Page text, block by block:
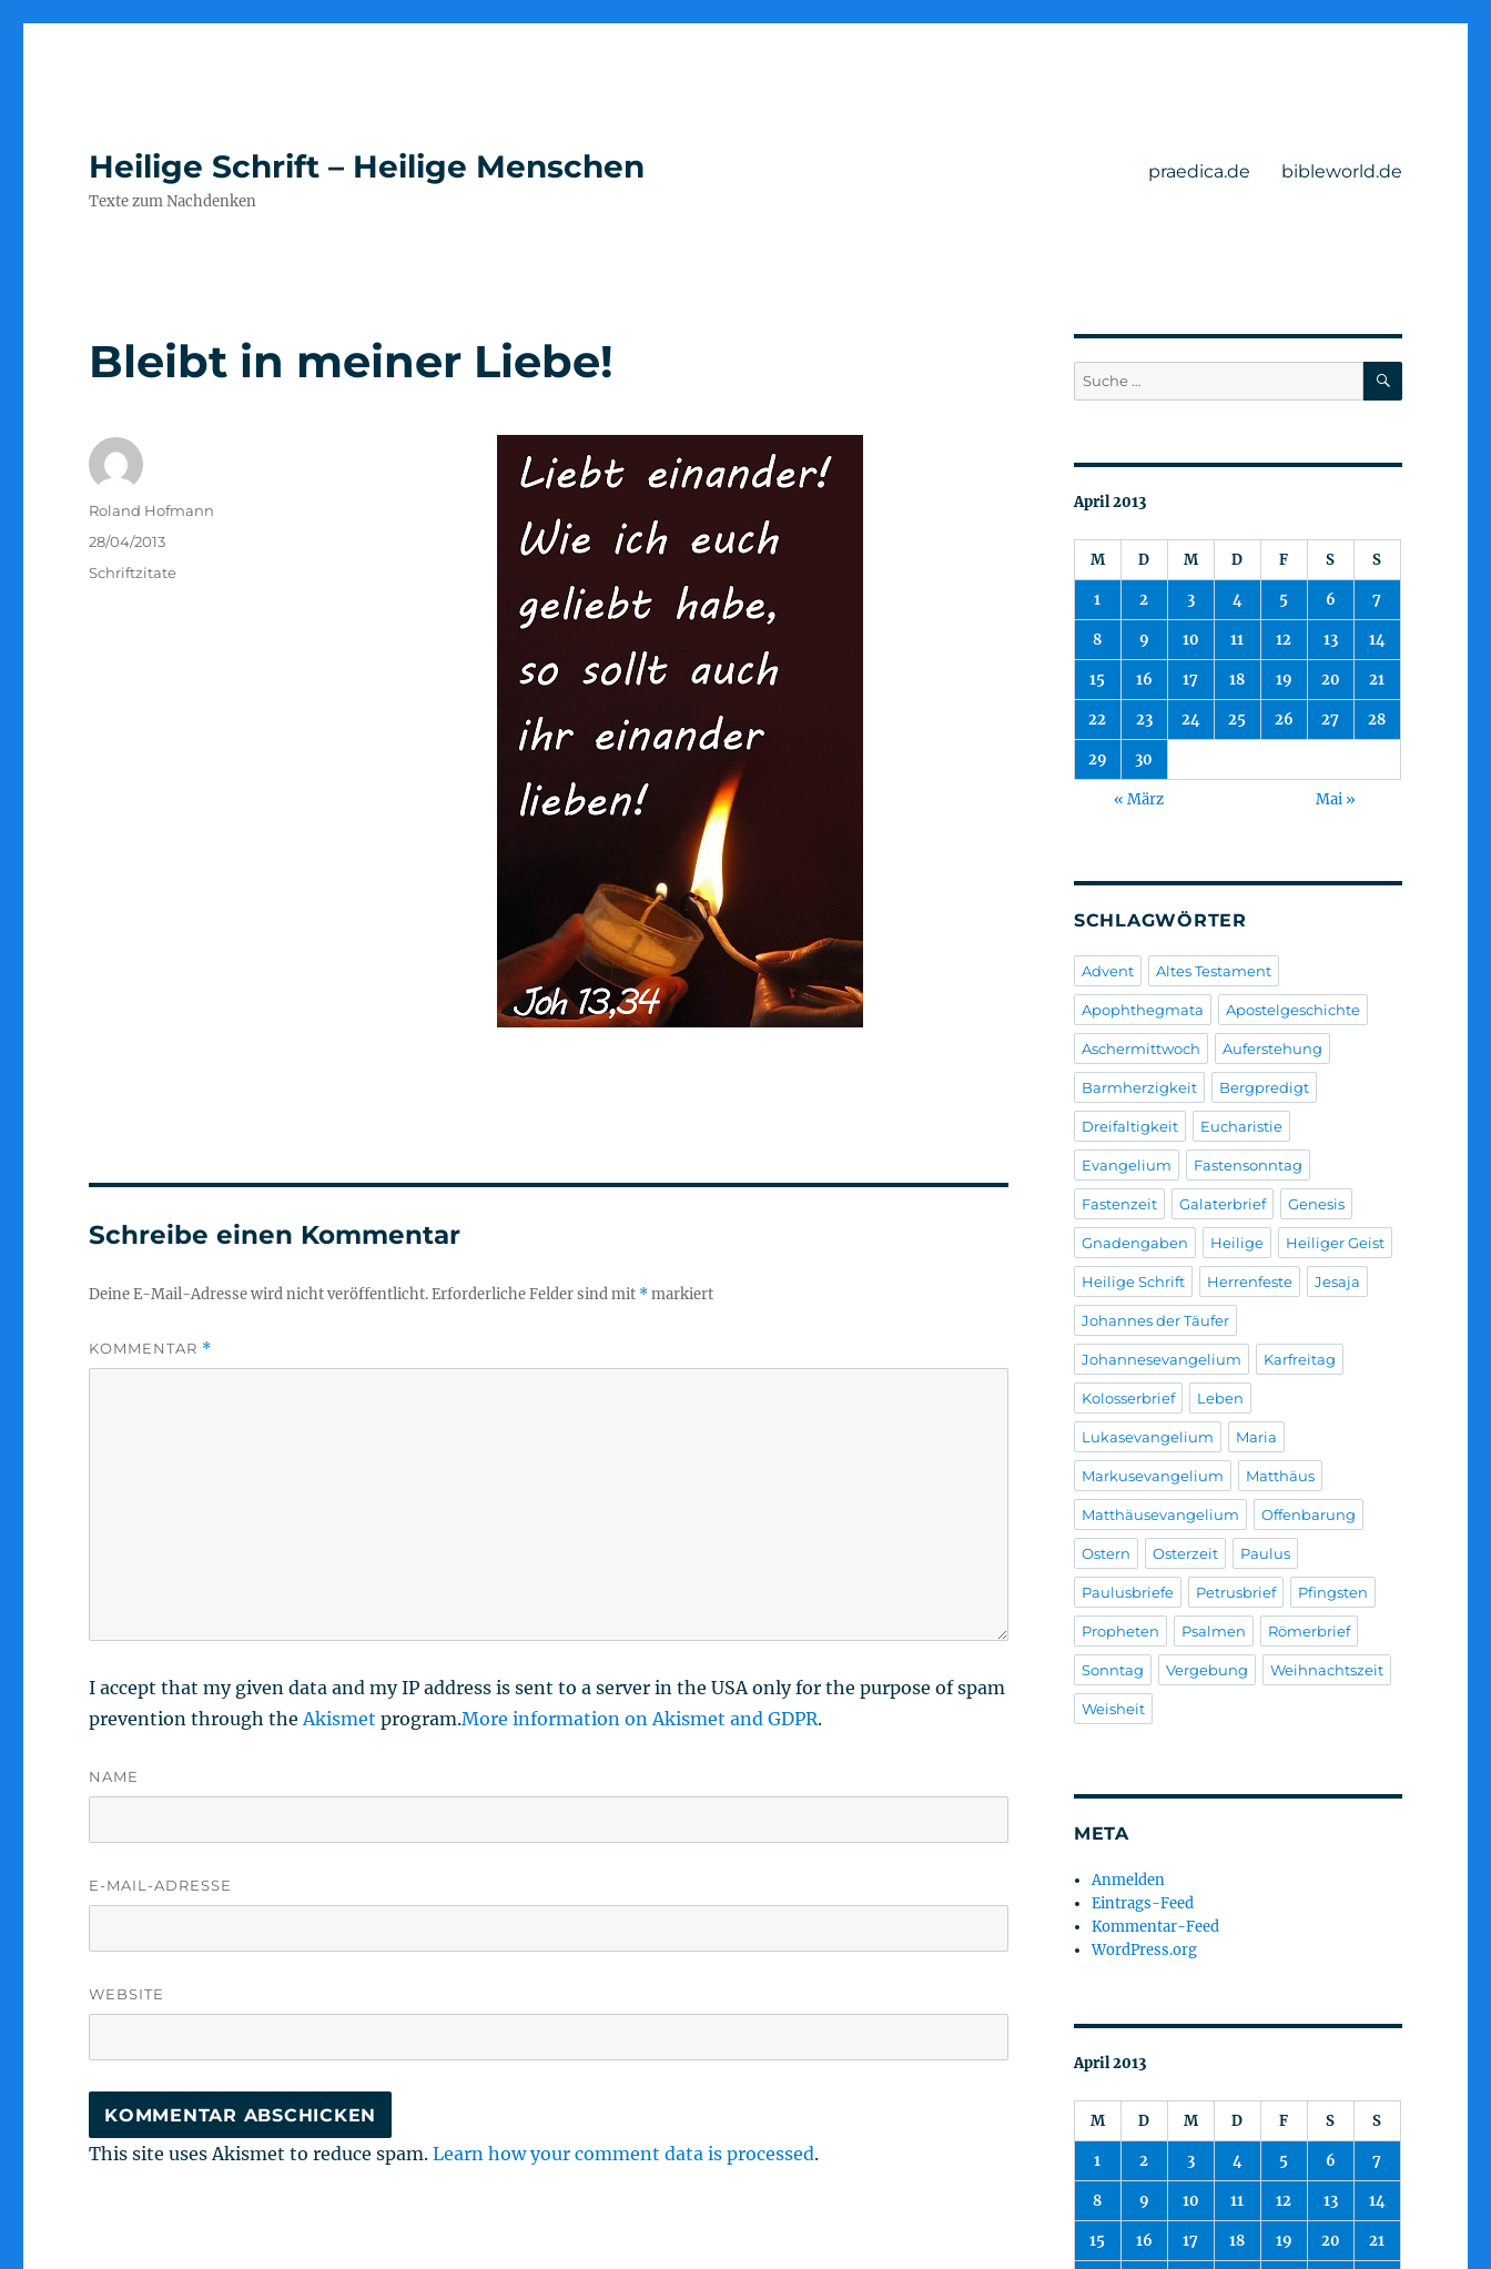
Heilige Schrift – Heilige Menschen
Texte zum Nachdenken
praedica.de bibleworld.de
Bleibt in meiner Liebe!
Autor
Roland Hofmann
Veröffentlicht
am
28/04/2013
Kategorien
Schriftzitate
Schreibe einen Kommentar
Deine E-Mail-Adresse wird nicht veröffentlicht.Erforderliche Felder sind mit *markiert
KOMMENTAR *
I accept that my given data and my IP address is sent to a server in the USA only for the purpose of spam
prevention through theAkismet program.More information on Akismet and GDPR.
NAME
E-MAIL-ADRESSE
WEBSITE
This site uses Akismet to reduce spam.Learn how your comment data is processed.
Suche
nach:
SUCHEN
April 2013
M D M D F S S
1 2 3 4 5 6 7
8 9 10 11 12 13 14
15 16 17 18 19 20 21
22 23 24 25 26 27 28
29 30
« März Mai »
SCHLAGWÖRTER
Advent Altes Testament
Apophthegmata Apostelgeschichte
Aschermittwoch Auferstehung
Barmherzigkeit Bergpredigt
Dreifaltigkeit Eucharistie
Evangelium Fastensonntag
Fastenzeit Galaterbrief Genesis
Gnadengaben Heilige Heiliger Geist
Heilige Schrift Herrenfeste Jesaja
Johannes der Täufer
Johannesevangelium Karfreitag
Kolosserbrief Leben
Lukasevangelium Maria
Markusevangelium Matthäus
Matthäusevangelium Offenbarung
Ostern Osterzeit Paulus
Paulusbriefe Petrusbrief Pfingsten
Propheten Psalmen Römerbrief
Sonntag Vergebung Weihnachtszeit
Weisheit
META
Anmelden
Eintrags-Feed
Kommentar-Feed
WordPress.org
April 2013
M D M D F S S
1 2 3 4 5 6 7
8 9 10 11 12 13 14
15 16 17 18 19 20 21